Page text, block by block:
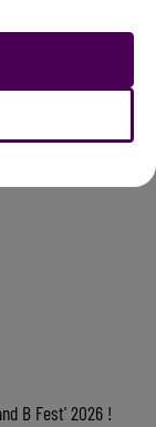
ce dossier et
B Fest' 2026 !